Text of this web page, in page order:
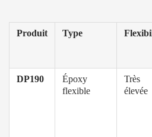
Produit Type
DP190
Époxy
flexible
Très
élevée